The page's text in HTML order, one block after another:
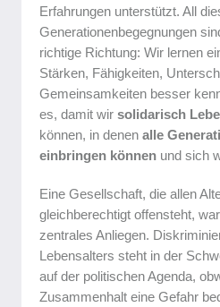
Erfahrungen unterstützt. All
Generationenbegegnungen
richtige Richtung: Wir lernen
Stärken, Fähigkeiten,
Gemeinsamkeiten besser
es, damit wir solidarisch
können, in denen alle
einbringen können und sich
Eine Gesellschaft, die allen
gleichberechtigt offensteht,
zentrales Anliegen.
Lebensalters steht in der
auf der politischen Agenda,
Zusammenhalt eine Gefahr